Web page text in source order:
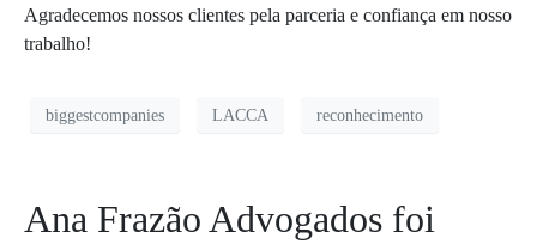
Agradecemos nossos clientes pela parceria e confiança em nosso
trabalho!
biggestcompanies LACCA reconhecimento
Ana Frazão Advogados foi